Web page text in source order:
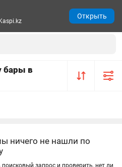
бары в
ничего не нашли по
запрос и проверить, нет ли
Открыть